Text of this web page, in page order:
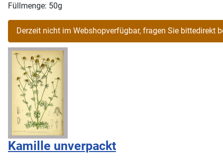
Füllmenge: 50g
Kamille unverpackt